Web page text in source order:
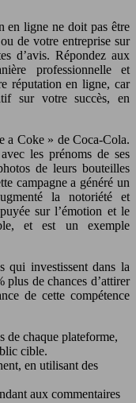
en ligne ne doit pas être
de votre entreprise sur
d’avis. Répondez aux
professionnelle et
réputation en ligne, car
sur votre succès, en
a Coke » de Coca-Cola.
les prénoms de ses
de leurs bouteilles
campagne a généré un
la notoriété et
sur l’émotion et le
et est un exemple
qui investissent dans la
de chances d’attirer
de cette compétence
de chaque plateforme,
cible.
en utilisant des
aux commentaires